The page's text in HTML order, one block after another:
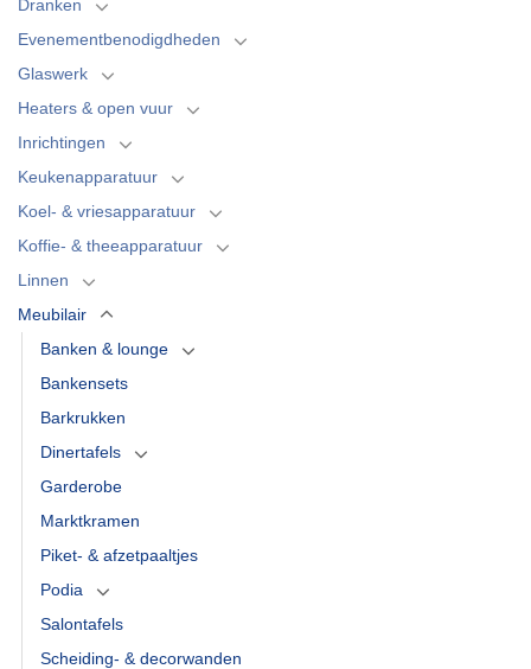
Dranken
Evenementbenodigdheden
Glaswerk
Heaters & open vuur
Inrichtingen
Keukenapparatuur
Koel- & vriesapparatuur
Koffie- & theeapparatuur
Linnen
Meubilair
Banken & lounge
Bankensets
Barkrukken
Dinertafels
Garderobe
Marktkramen
Piket- & afzetpaaltjes
Podia
Salontafels
Scheiding- & decorwanden